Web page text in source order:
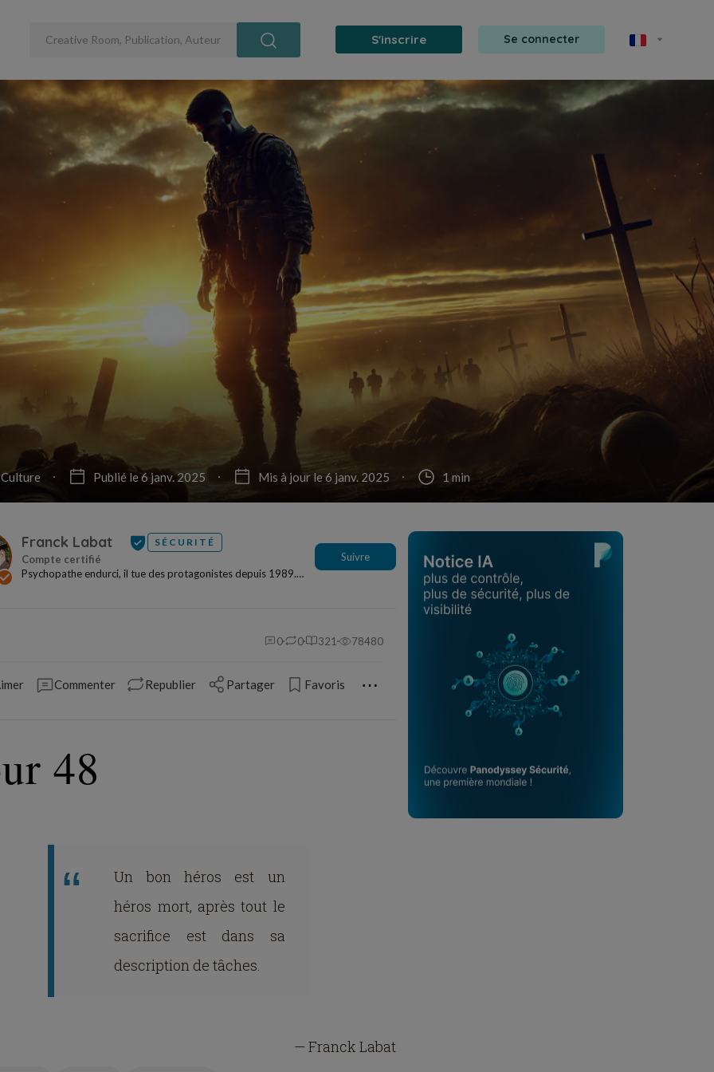
S'inscrire Se connecter
Culture Publié le 6 janv. 2025 Mis à jour le 6 janv. 2025 1 min
Franck Labat SÉCURITÉ
Psychopathe endurci, il tue des protagonistes depuis 1989.
Suivre
0 0 321 78480
Commenter Republier Partager Favoris ⋯
48
Un bon héros est un
héros mort, après tout le
sacrifice est dans sa
description de tâches.
— Franck Labat